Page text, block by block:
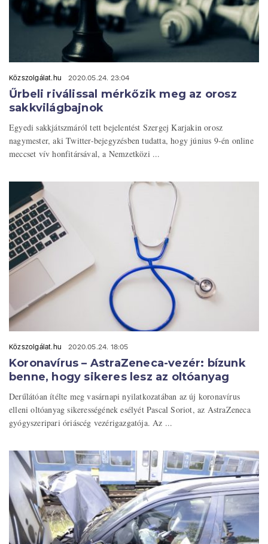
Közszolgálat.hu 2020.05.24. 23:04
Űrbeli riválissal mérkőzik meg az orosz
sakkvilágbajnok
Egyedi sakkjátszmáról tett bejelentést Szergej Karjakin orosz
nagymester, aki Twitter-bejegyzésben tudatta, hogy június 9-én online
meccset vív honfitársával, a Nemzetközi ...
Közszolgálat.hu 2020.05.24. 18:05
Koronavírus – AstraZeneca-vezér: bízunk
benne, hogy sikeres lesz az oltóanyag
Derűlátóan ítélte meg vasárnapi nyilatkozatában az új koronavírus
elleni oltóanyag sikerességének esélyét Pascal Soriot, az AstraZeneca
gyógyszeripari óriáscég vezérigazgatója. Az ...